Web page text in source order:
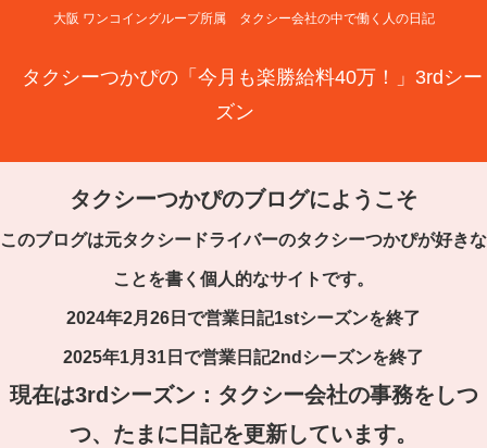
大阪 ワンコイングループ所属 タクシー会社の中で働く人の日記
タクシーつかぴの「今月も楽勝給料40万！」3rdシー
ズン
タクシーつかぴのブログにようこそ
このブログは元タクシードライバーのタクシーつかぴが好きな
ことを書く個人的なサイトです。
2024年2月26日で営業日記1stシーズンを終了
2025年1月31日で営業日記2ndシーズンを終了
現在は3rdシーズン：タクシー会社の事務をしつ
つ、たまに日記を更新しています。